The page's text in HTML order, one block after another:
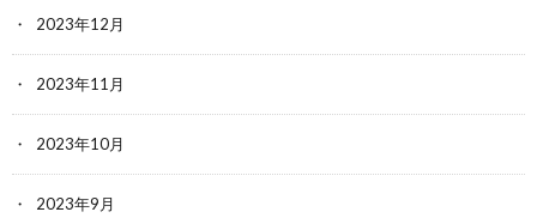
2023年12月
2023年11月
2023年10月
2023年9月